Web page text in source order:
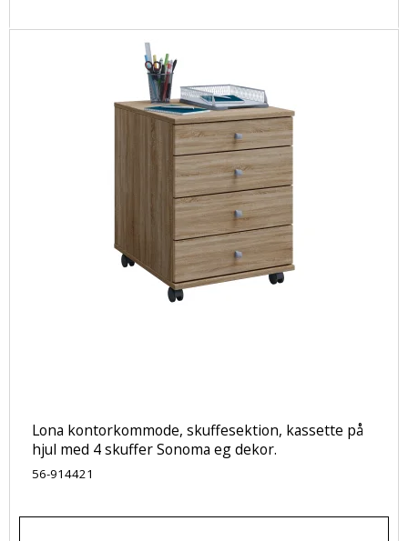
Lona kontorkommode, skuffesektion, kassette på
hjul med 4 skuffer Sonoma eg dekor.
56-914421